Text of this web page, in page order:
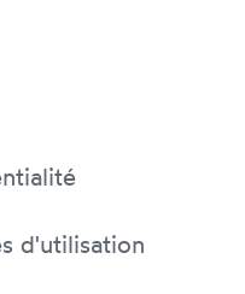
d'utilisation